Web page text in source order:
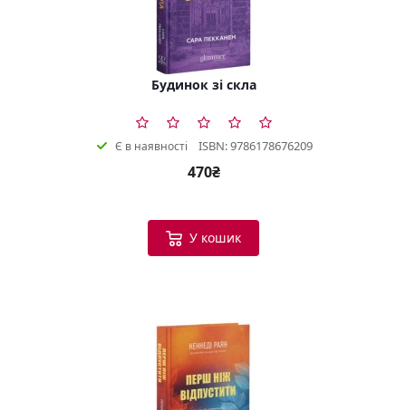
Будинок зі скла
Є в наявності ISBN: 9786178676209
470₴
У кошик